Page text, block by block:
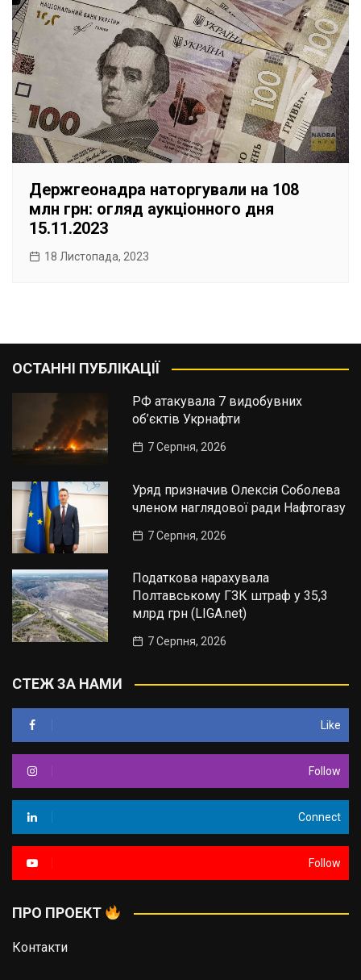
Держгеонадра наторгували на 108
млн грн: огляд аукціонного дня
15.11.2023
18 Листопада, 2023
ОСТАННІ ПУБЛІКАЦІЇ
РФ атакувала 7 видобувних
об’єктів Укрнафти
7 Серпня, 2026
Уряд призначив Олексія Соболева
членом наглядової ради Нафтогазу
7 Серпня, 2026
Податкова нарахувала
Полтавському ГЗК штраф у 35,3
млрд грн (LIGA.net)
7 Серпня, 2026
СТЕЖ ЗА НАМИ
Like
Follow
Connect
Follow
ПРО ПРОЕКТ
Контакти